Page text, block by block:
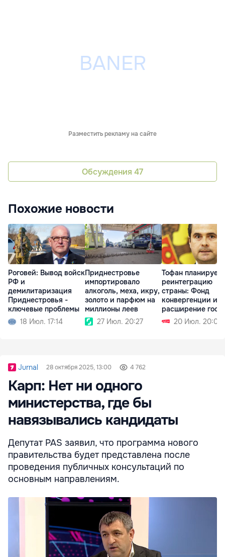
Разместить рекламу на сайте
Обсуждения 47
Похожие новости
Роговей: Вывод войск
РФ и
демилитаризация
Приднестровья -
ключевые проблемы
18 Июл. 17:14
Приднестровье
импортировало
алкоголь, меха, икру,
золото и парфюм на
миллионы леев
27 Июл. 20:27
Тофан планирует
реинтеграцию
страны: Фонд
конвергенции и
расширение
20 Июл. 20:01
Jurnal 28 октября 2025, 13:00 4 762
Карп: Нет ни одного
министерства, где бы
навязывались кандидаты
Депутат PAS заявил, что программа нового
правительства будет представлена после
проведения публичных консультаций по
основным направлениям.